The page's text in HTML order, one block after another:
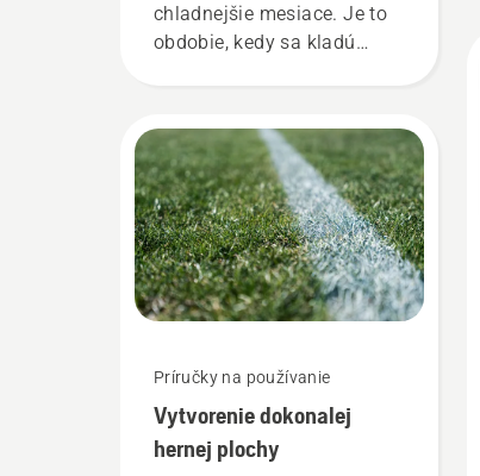
chladnejšie mesiace. Je to
obdobie, kedy sa kladú
niekoľko jednoduchých
tipov na jesennú
starostlivosť o trávnik, ktoré
vám pomôžu položiť
základy dokonalého
trávnika pre nadchádzajúci
rok. Nalaďte sa na tú
správnu nôtu a najprv si
rady na udržanie zdravého a
sviežeho trávnika počas
celej sezóny.
Príručky na používanie
Vytvorenie dokonalej
hernej plochy